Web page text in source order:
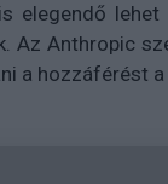
elegendő
Az Anthropic
a hozzáférést